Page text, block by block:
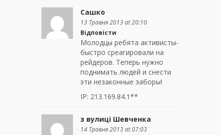
Сашко
13 Травня 2013 at 20:10
Відповісти
Молодцы ребята активисты-
быстро среагировали на
рейдеров. Теперь нужно
поднимать людей и снести
эти незаконные заборы!
IP: 213.169.84.1**
з вулиці Шевченка
14 Травня 2013 at 07:03